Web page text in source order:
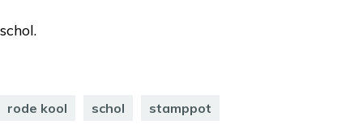
rode kool schol stamppot